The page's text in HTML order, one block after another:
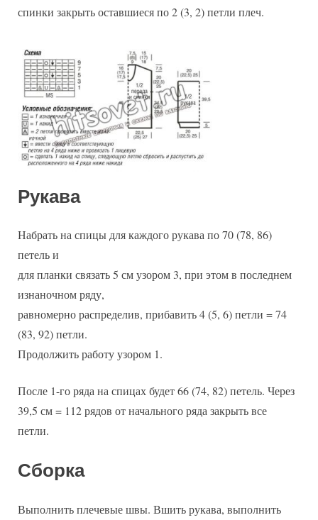
спинки закрыть оставшиеся по 2 (3, 2) петли плеч.
Рукава
Набрать на спицы для каждого рукава по 70 (78, 86)
петель и
для планки связать 5 см узором 3, при этом в последнем
изнаночном ряду,
равномерно распределив, прибавить 4 (5, 6) петли = 74
(83, 92) петли.
Продолжить работу узором 1.
После 1-го ряда на спицах будет 66 (74, 82) петель. Через
39,5 см = 112 рядов от начального ряда закрыть все
петли.
Сборка
Выполнить плечевые швы. Вшить рукава, выполнить